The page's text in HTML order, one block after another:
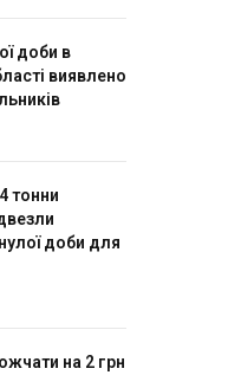
доби в
виявлено
тонни
доби для
на 2 грн